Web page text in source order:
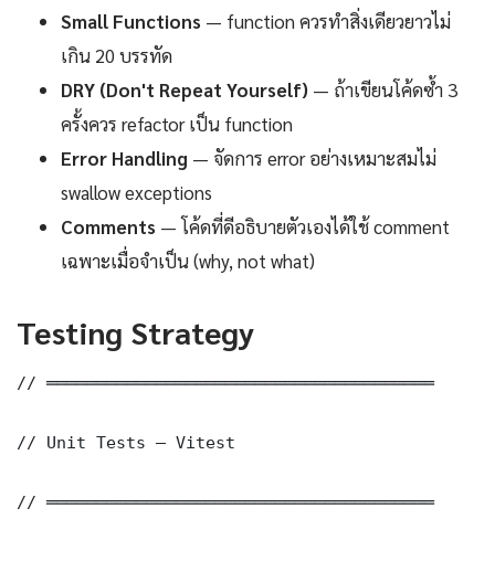
Small Functions — function ควรทำสิ่งเดียวยาวไม่
เกิน 20 บรรทัด
DRY (Don't Repeat Yourself) — ถ้าเขียนโค้ดซ้ำ 3
ครั้งควร refactor เป็น function
Error Handling — จัดการ error อย่างเหมาะสมไม่
swallow exceptions
Comments — โค้ดที่ดีอธิบายตัวเองได้ใช้ comment
เฉพาะเมื่อจำเป็น (why, not what)
Testing Strategy
// ═══════════════════════════════════════
// Unit Tests — Vitest
// ═══════════════════════════════════════